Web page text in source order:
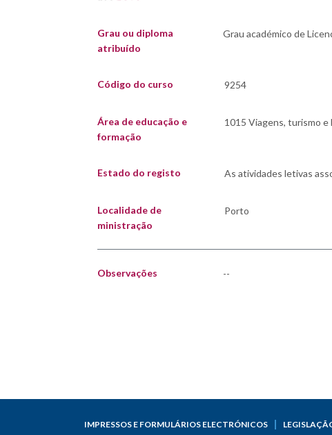
Grau ou diploma
atribuído
Código do curso
Área de educação e
formação
Estado do registo
Localidade de
ministração
Observações --
IMPRESSOS E FORMULÁRIOS ELECTRÓNICOS